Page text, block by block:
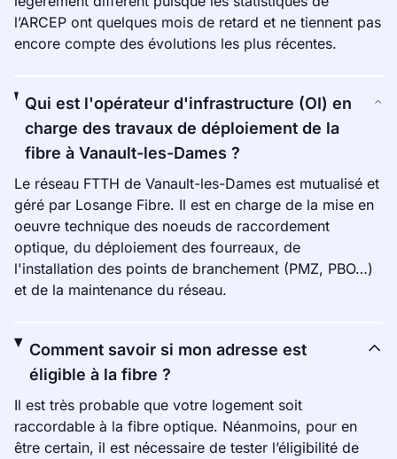
l’ARCEP ont quelques mois de retard et ne tiennent pas
encore compte des évolutions les plus récentes.
Qui est l'opérateur d'infrastructure (OI) en
charge des travaux de déploiement de la
fibre à Vanault-les-Dames ?
Le réseau FTTH de Vanault-les-Dames est mutualisé et
géré par Losange Fibre. Il est en charge de la mise en
oeuvre technique des noeuds de raccordement
optique, du déploiement des fourreaux, de
l'installation des points de branchement (PMZ, PBO…)
et de la maintenance du réseau.
Comment savoir si mon adresse est
éligible à la fibre ?
Il est très probable que votre logement soit
raccordable à la fibre optique. Néanmoins, pour en
être certain, il est nécessaire de tester l’éligibilité de